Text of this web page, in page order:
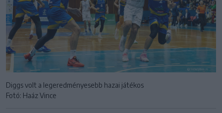
Diggs volt a legeredményesebb hazai játékos
Fotó: Haáz Vince